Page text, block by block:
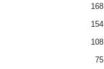
168
154
108
75